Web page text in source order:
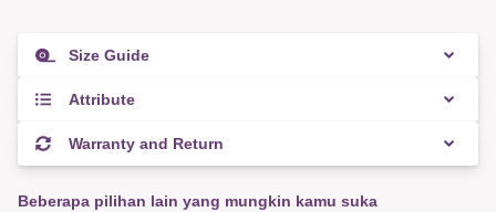
Size Guide
Attribute
Warranty and Return
Beberapa pilihan lain yang mungkin kamu suka